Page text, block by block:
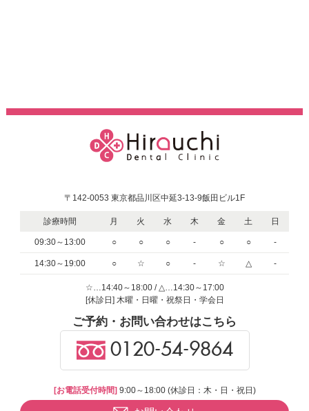
〒142-0053 東京都品川区中延3-13-9飯田ビル1F
診療時間 月 火 水 木 金 土 日
09:30～13:00 ○ ○ ○ - ○ ○ -
14:30～19:00 ○ ☆ ○ - ☆ △ -
☆…14:40～18:00 / △…14:30～17:00
[休診日] 木曜・日曜・祝祭日・学会日
ご予約・お問い合わせはこちら
0120-54-9864
[お電話受付時間] 9:00～18:00 (休診日：木・日・祝日)